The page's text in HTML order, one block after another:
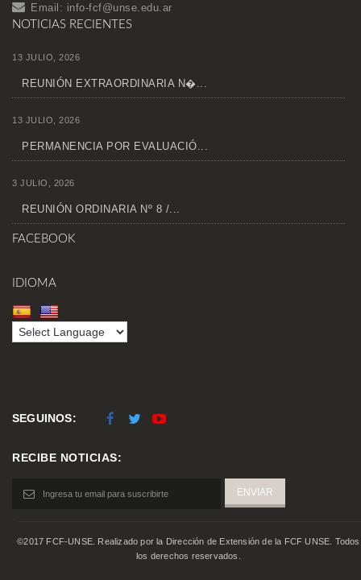
Email: info-fcf@unse.edu.ar
NOTICIAS RECIENTES
13 JULIO, 2026
REUNIÓN EXTRAORDINARIA N�...
13 JULIO, 2026
PERMANENCIA POR EVALUACIÓ...
3 JULIO, 2026
REUNIÓN ORDINARIA Nº 8 /...
FACEBOOK
IDIOMA
SEGUINOS:
RECIBE NOTICIAS:
©2017 FCF-UNSE. Realizado por la Dirección de Extensión de la FCF UNSE. Todos
los derechos reservados.